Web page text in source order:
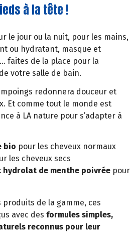
à la tête !
le jour ou la nuit, pour les mains,
ou hydratant, masque et
faites de la place pour la
votre salle de bain.
redonnera douceur et
Et comme tout le monde est
à LA nature pour s’adapter à
bio pour les cheveux normaux
les cheveux secs
hydrolat de menthe poivrée pour
produits de la gamme, ces
avec des formules simples,
reconnus pour leur